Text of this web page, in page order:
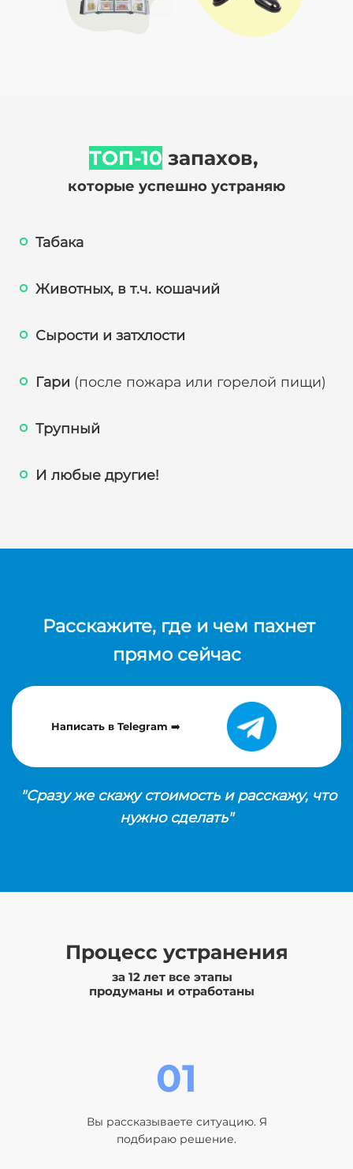
ТОП-10 запахов,
которые успешно устраняю
Табака
Животных, в т.ч. кошачий
Сырости и затхлости
Гари (после пожара или горелой пищи)
Трупный
И любые другие!
Расскажите, где и чем пахнет
прямо сейчас
Написать в Telegram ➡️
"Сразу же скажу стоимость и расскажу, что
нужно сделать"
01
Вы рассказываете ситуацию. Я
подбираю решение.
Процесс устранения
за 12 лет все этапы
продуманы и отработаны